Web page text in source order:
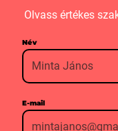
Olvass értékes
Név
E-mail